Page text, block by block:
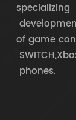
of game
phones.